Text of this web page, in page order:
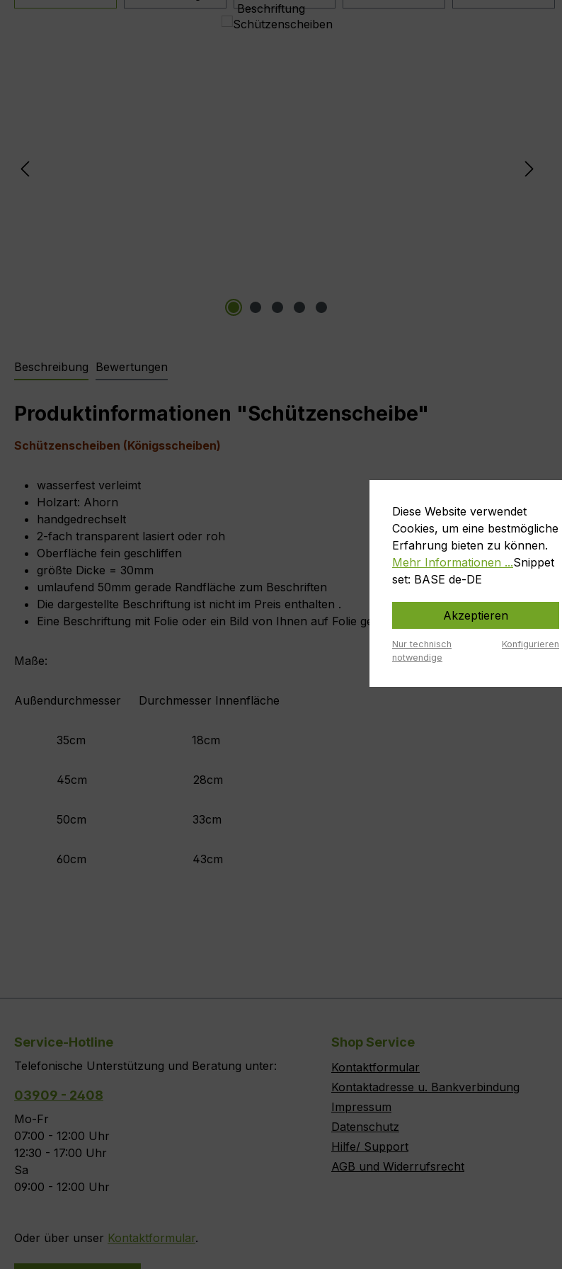
Beschreibung Bewertungen
Produktinformationen "Schützenscheibe"
Schützenscheiben (Königsscheiben)
wasserfest verleimt
Holzart: Ahorn
handgedrechselt
2-fach transparent lasiert oder roh
Oberfläche fein geschliffen
größte Dicke = 30mm
umlaufend 50mm gerade Randfläche zum Beschriften
Die dargestellte Beschriftung ist nicht im Preis enthalten .
Eine Beschriftung mit Folie oder ein Bild von Ihnen auf Folie gedruckt ist möglich. Fragen Sie
Maße:
Außendurchmesser Durchmesser Innenfläche
35cm 18cm
45cm 28cm
50cm 33cm
60cm 43cm
Service-Hotline
Telefonische Unterstützung und Beratung unter:
03909 - 2408
Mo-Fr
07:00 - 12:00 Uhr
12:30 - 17:00 Uhr
Sa
09:00 - 12:00 Uhr
Oder über unser Kontaktformular.
Shop Service
Kontaktformular
Kontaktadresse u. Bankverbindung
Impressum
Datenschutz
Hilfe/ Support
AGB und Widerrufsrecht
Diese Website verwendet
Cookies, um eine bestmögliche
Erfahrung bieten zu können.
Mehr Informationen ...Snippet
set: BASE de-DE
Akzeptieren
Nur technisch
notwendige
Konfigurieren